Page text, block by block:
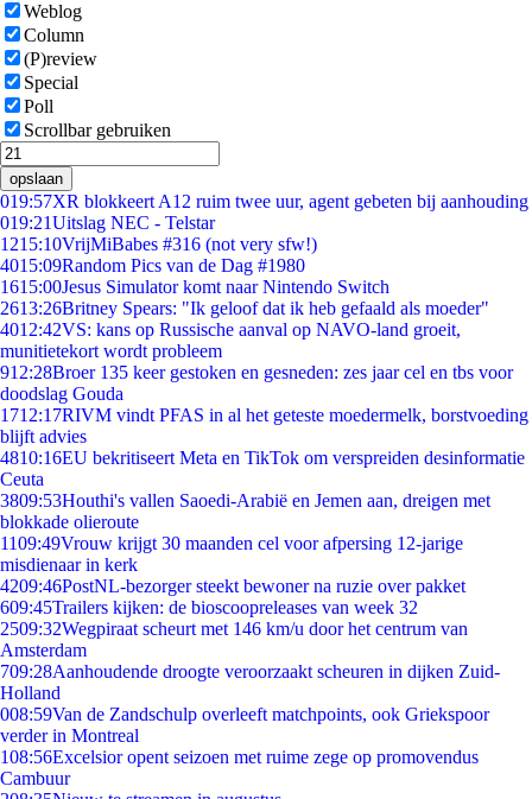
Weblog
Column
(P)review
Special
Poll
Scrollbar gebruiken
opslaan
019:57XR blokkeert A12 ruim twee uur, agent gebeten bij aanhouding
019:21Uitslag NEC - Telstar
1215:10VrijMiBabes #316 (not very sfw!)
4015:09Random Pics van de Dag #1980
1615:00Jesus Simulator komt naar Nintendo Switch
2613:26Britney Spears: "Ik geloof dat ik heb gefaald als moeder"
4012:42VS: kans op Russische aanval op NAVO-land groeit,
munitietekort wordt probleem
912:28Broer 135 keer gestoken en gesneden: zes jaar cel en tbs voor
doodslag Gouda
1712:17RIVM vindt PFAS in al het geteste moedermelk, borstvoeding
blijft advies
4810:16EU bekritiseert Meta en TikTok om verspreiden desinformatie
Ceuta
3809:53Houthi's vallen Saoedi-Arabië en Jemen aan, dreigen met
blokkade olieroute
1109:49Vrouw krijgt 30 maanden cel voor afpersing 12-jarige
misdienaar in kerk
4209:46PostNL-bezorger steekt bewoner na ruzie over pakket
609:45Trailers kijken: de bioscoopreleases van week 32
2509:32Wegpiraat scheurt met 146 km/u door het centrum van
Amsterdam
709:28Aanhoudende droogte veroorzaakt scheuren in dijken Zuid-
Holland
008:59Van de Zandschulp overleeft matchpoints, ook Griekspoor
verder in Montreal
108:56Excelsior opent seizoen met ruime zege op promovendus
Cambuur